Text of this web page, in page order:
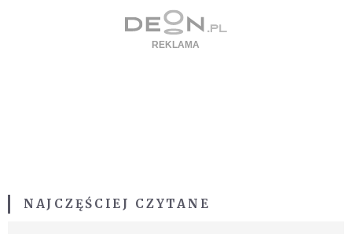
NAJCZĘŚCIEJ CZYTANE